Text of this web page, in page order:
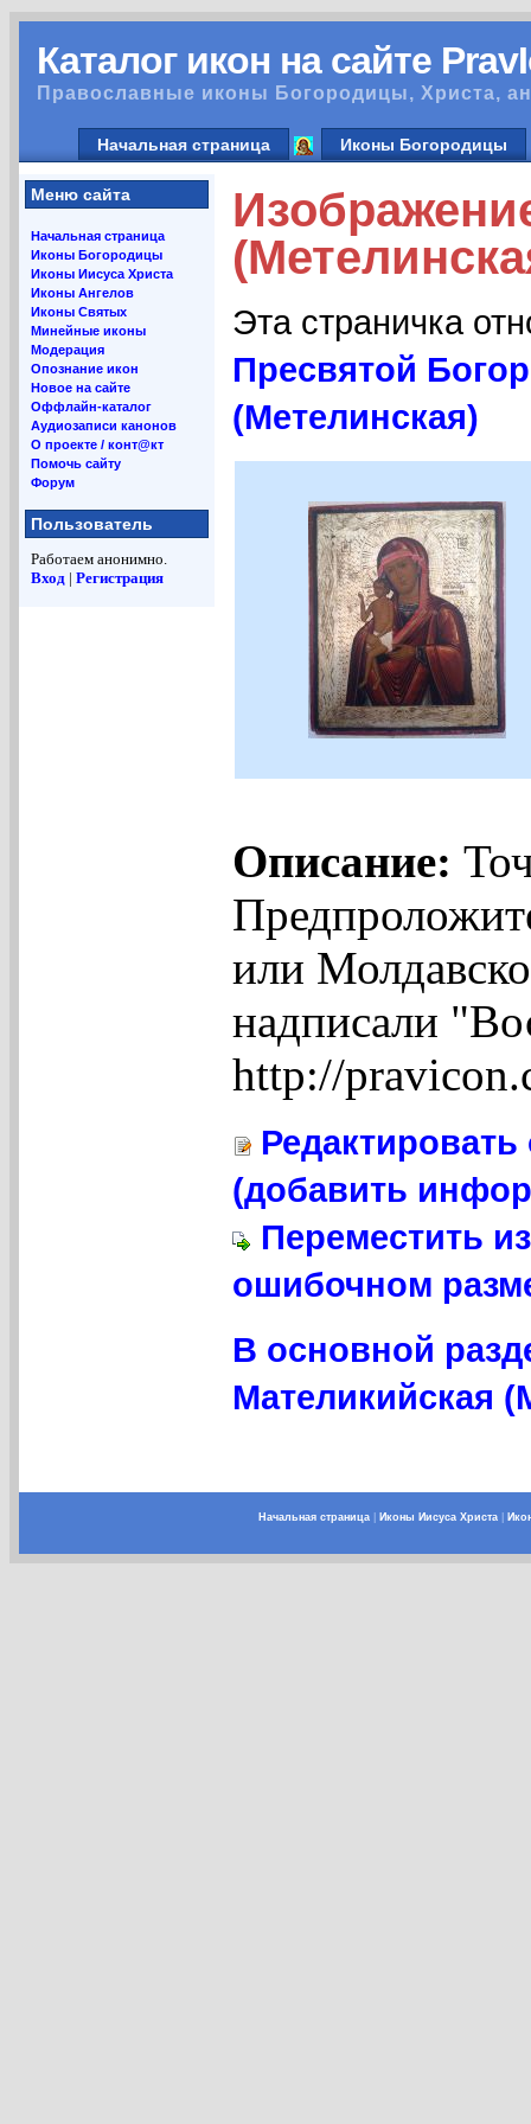
Каталог икон на сайте
Православные иконы Богородицы, Христа,
Начальная страница Иконы Богородицы
Меню сайта
Начальная страница
Иконы Богородицы
Иконы Иисуса Христа
Иконы Ангелов
Иконы Святых
Минейные иконы
Модерация
Опознание икон
Новое на сайте
Оффлайн-каталог
Аудиозаписи канонов
О проекте / конт@кт
Помочь сайту
Форум
Пользователь
Работаем анонимно.
Вход | Регистрация
Эта страничка
Пресвятой
(Метелинская)
Описание:
или
надписали
http://
(добавить
Переместить
ошибочном
В основной
Мателикийская
Начальная страница| Иконы Иисуса Христа|